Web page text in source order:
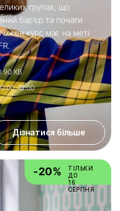
групах, що
бар’єр та почати
Кожен курс має на меті
90 ХВ
19:00
Дізнатися більше
-20%
ТІЛЬКИ
ДО
16
СЕРПНЯ